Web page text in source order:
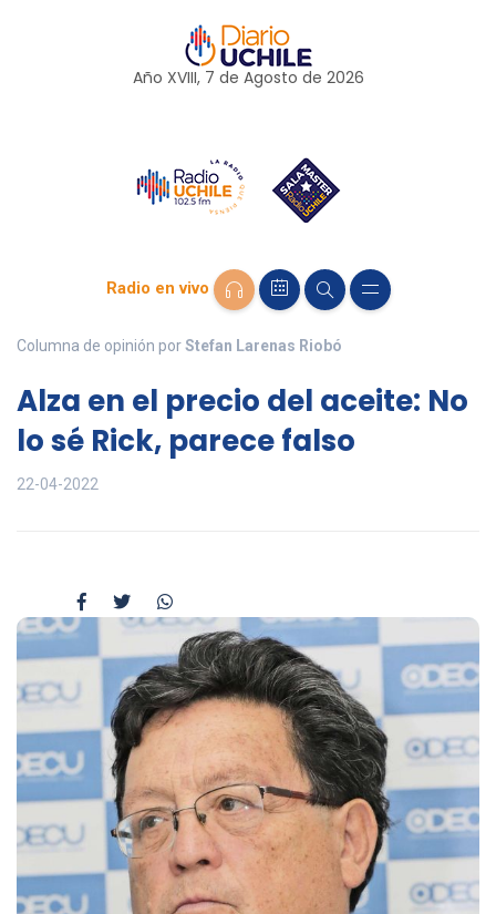
Año XVIII, 7 de Agosto de 2026
Radio en vivo
Columna de opinión porStefan Larenas Riobó
Alza en el precio del aceite: No
lo sé Rick, parece falso
22-04-2022